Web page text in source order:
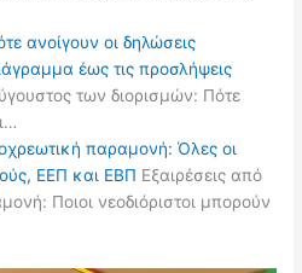
ανοίγουν οι δηλώσεις
έως τις προσλήψεις
των διορισμών: Πότε
παραμονή: Όλες οι
ΕΕΠ και ΕΒΠ Εξαιρέσεις από
Ποιοι νεοδιόριστοι μπορούν